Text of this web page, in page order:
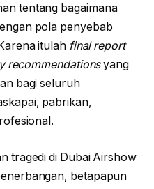
tentang bagaimana
pola penyebab
itulah final report
recommendationsyang
bagi seluruh
pabrikan,
tragedi di Dubai Airshow
betapapun